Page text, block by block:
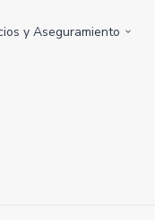
y Aseguramiento